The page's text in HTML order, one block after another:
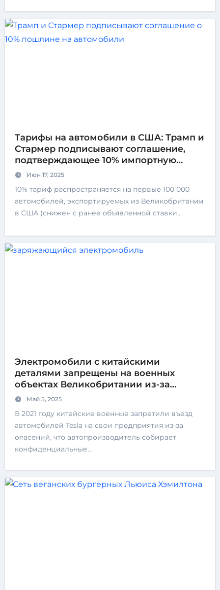
Тарифы на автомобили в США: Трамп и
Стармер подписывают соглашение,
подтверждающее 10% импортную
пошлину
Июн 17, 2025
10% тариф распространяется на первые 100 000
автомобилей, экспортируемых из Великобритании
в США (снижен с ранее объявленной ставки…
Электромобили с китайскими
деталями запрещены на военных
объектах Великобритании из-за
опасений шпионажа
Май 5, 2025
В 2021 году китайские военные запретили въезд
автомобилей Tesla на свои предприятия из-за
опасений, что автопроизводитель собирает
конфиденциальные…